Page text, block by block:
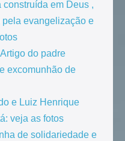
em Deus ,
pela evangelização e
do padre
excomunhão de
e Luiz Henrique
veja as fotos
de solidariedade e